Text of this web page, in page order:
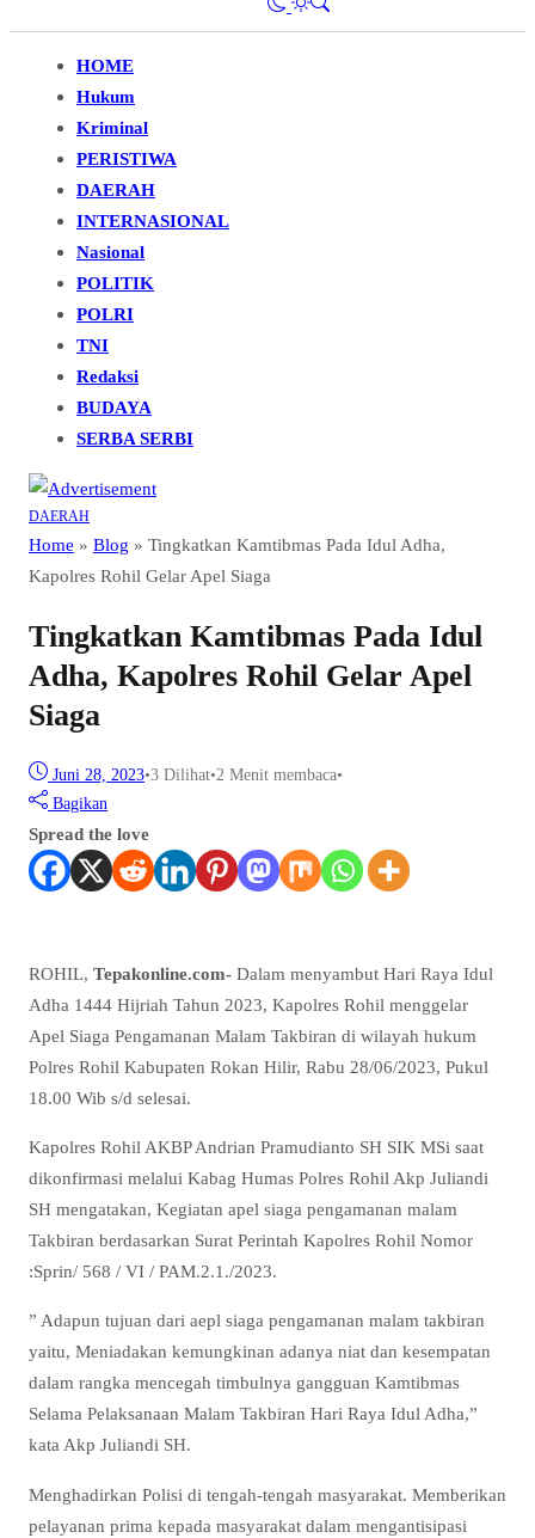
HOME
Hukum
Kriminal
PERISTIWA
DAERAH
INTERNASIONAL
Nasional
POLITIK
POLRI
TNI
Redaksi
BUDAYA
SERBA SERBI
DAERAH
Home » Blog » Tingkatkan Kamtibmas Pada Idul Adha,
Kapolres Rohil Gelar Apel Siaga
Tingkatkan Kamtibmas Pada Idul
Adha, Kapolres Rohil Gelar Apel
Siaga
Juni 28, 2023•3 Dilihat•2 Menit membaca•
Bagikan
Spread the love
ROHIL, Tepakonline.com- Dalam menyambut Hari Raya Idul
Adha 1444 Hijriah Tahun 2023, Kapolres Rohil menggelar
Apel Siaga Pengamanan Malam Takbiran di wilayah hukum
Polres Rohil Kabupaten Rokan Hilir, Rabu 28/06/2023, Pukul
18.00 Wib s/d selesai.
Kapolres Rohil AKBP Andrian Pramudianto SH SIK MSi saat
dikonfirmasi melalui Kabag Humas Polres Rohil Akp Juliandi
SH mengatakan, Kegiatan apel siaga pengamanan malam
Takbiran berdasarkan Surat Perintah Kapolres Rohil Nomor
:Sprin/ 568 / VI / PAM.2.1./2023.
” Adapun tujuan dari aepl siaga pengamanan malam takbiran
yaitu, Meniadakan kemungkinan adanya niat dan kesempatan
dalam rangka mencegah timbulnya gangguan Kamtibmas
Selama Pelaksanaan Malam Takbiran Hari Raya Idul Adha,”
kata Akp Juliandi SH.
Menghadirkan Polisi di tengah-tengah masyarakat. Memberikan
pelayanan prima kepada masyarakat dalam mengantisipasi